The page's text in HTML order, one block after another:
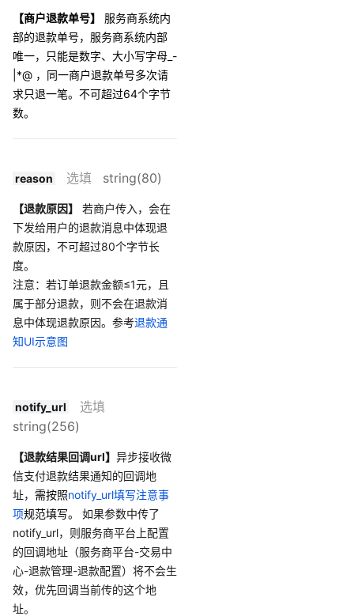
【商户退款单号】
服务商系统内
部的退款单号，服务商系统内部
唯一，只能是数字、大小写字母_-
|*@ ，同一商户退款单号多次请
求只退一笔。不可超过64个字节
数。
reason 选填 string(80)
【退款原因】
若商户传入，会在
下发给用户的退款消息中体现退
款原因，不可超过80个字节长
度。
注意：若订单退款金额≤1元，且
属于部分退款，则不会在退款消
息中体现退款原因。参考退款通
知UI示意图
notify_url
选填
string(256)
【退款结果回调url】 异步接收微
信支付退款结果通知的回调地
址， 需按照notify_url填写注意事
项规范填写。
如果参数中传了
notify_url，则服务商平台上配置
的回调地址（服务商平台-交易中
心-退款管理-退款配置）将不会生
效，优先回调当前传的这个地
址。